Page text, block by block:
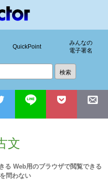
QuickPoint
みんなの
電子署名
文
る Web用のブラウザで閲覧できる
問わない